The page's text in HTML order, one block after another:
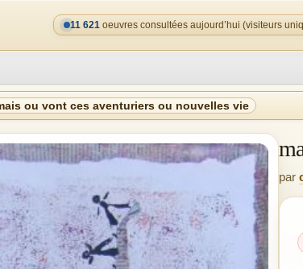
11 621 oeuvres consultées aujourd’hui (visiteurs
ou vont ces aventuriers ou nouvelles vie
par